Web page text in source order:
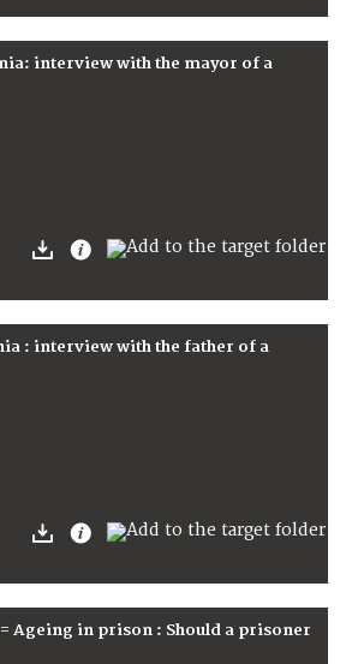
interview with the mayor of a
: interview with the father of a
Ageing in prison : Should a prisoner